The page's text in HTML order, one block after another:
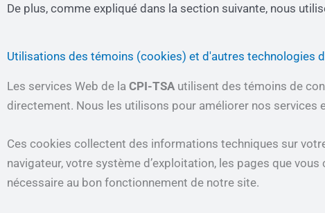
De plus, comme expliqué dans la section suivante, nous
Utilisations des témoins (cookies) et d'autres technologies
Les services Web de la CPI-TSA utilisent des témoins de
directement. Nous les utilisons pour améliorer nos services
Ces cookies collectent des informations techniques sur
navigateur, votre système d’exploitation, les pages que
nécessaire au bon fonctionnement de notre site.